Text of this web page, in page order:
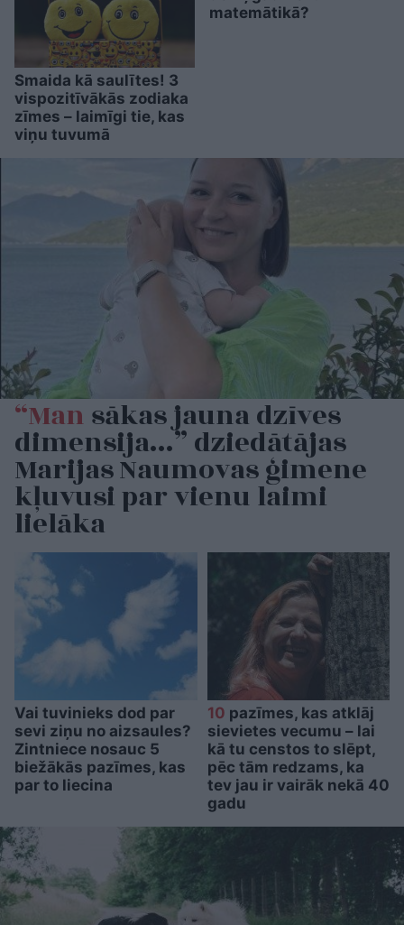
Smaida kā saulītes! 3
vispozitīvākās zodiaka
zīmes – laimīgi tie, kas
viņu tuvumā
matemātikā?
“Mansākas jauna dzīves
dimensija…” dziedātājas
Marijas Naumovas ģimene
kļuvusi par vienu laimi
lielāka
Vai tuvinieks dod par
sevi ziņu no aizsaules?
Zintniece nosauc 5
biežākās pazīmes, kas
par to liecina
10 pazīmes, kas atklāj
sievietes vecumu – lai
kā tu censtos to slēpt,
pēc tām redzams, ka
tev jau ir vairāk nekā 40
gadu